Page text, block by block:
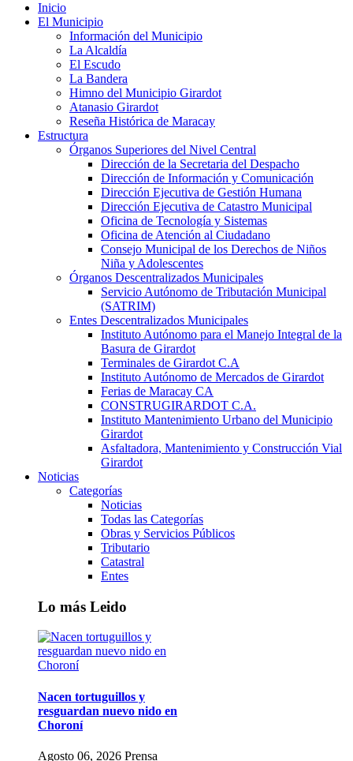
Inicio
El Municipio
Información del Municipio
La Alcaldía
El Escudo
La Bandera
Himno del Municipio Girardot
Atanasio Girardot
Reseña Histórica de Maracay
Estructura
Órganos Superiores del Nivel Central
Dirección de la Secretaria del Despacho
Dirección de Información y Comunicación
Dirección Ejecutiva de Gestión Humana
Dirección Ejecutiva de Catastro Municipal
Oficina de Tecnología y Sistemas
Oficina de Atención al Ciudadano
Consejo Municipal de los Derechos de Niños
Niña y Adolescentes
Órganos Descentralizados Municipales
Servicio Autónomo de Tributación Municipal
(SATRIM)
Entes Descentralizados Municipales
Instituto Autónomo para el Manejo Integral de la
Basura de Girardot
Terminales de Girardot C.A
Instituto Autónomo de Mercados de Girardot
Ferias de Maracay CA
CONSTRUGIRARDOT C.A.
Instituto Mantenimiento Urbano del Municipio
Girardot
Asfaltadora, Mantenimiento y Construcción Vial
Girardot
Noticias
Categorías
Noticias
Todas las Categorías
Obras y Servicios Públicos
Tributario
Catastral
Entes
Lo más Leido
Nacen tortuguillos y
resguardan nuevo nido en
Choroní
Agosto 06, 2026 Prensa